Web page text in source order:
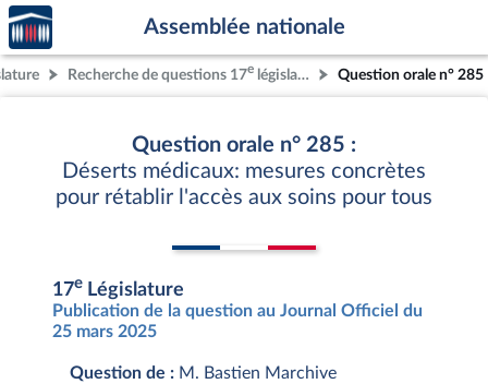
Aller au contenu
Aller en bas de la page
Accèder
à la
page
d'accueil
Assemblée nationale
Recherche de questions 17e législature Question orale n° 285
Question orale n° 285 :
Déserts médicaux: mesures concrètes
pour rétablir l'accès aux soins pour tous
17e Législature
Publication de la question au Journal Officiel du
25 mars 2025
Question de : M. Bastien Marchive